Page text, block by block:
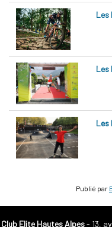
Les
Les
Les
Publié par
Club Elite Hautes Alpes- 13,